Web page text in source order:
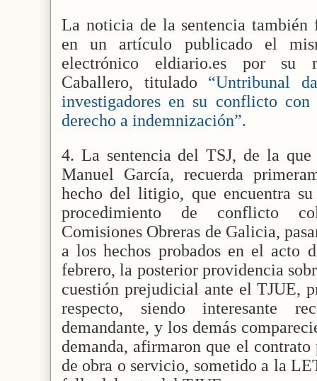
La noticia de la sentencia también
en un artículo publicado el
electrónico eldiario.es por su
Caballero, titulado “Untribunal
investigadores en su conflicto
derecho a indemnización”.
4. La sentencia del TSJ, de la
Manuel García, recuerda
hecho del litigio, que encuentra
procedimiento de conflicto
Comisiones Obreras de Galicia,
a los hechos probados en el acto
febrero, la posterior providencia
cuestión prejudicial ante el TJUE,
respecto, siendo interesante
demandante, y los demás
demanda, afirmaron que el
de obra o servicio, sometido a la